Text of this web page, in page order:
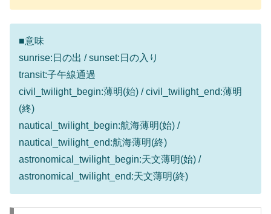
■意味
sunrise:日の出 / sunset:日の入り
transit:子午線通過
civil_twilight_begin:薄明(始) / civil_twilight_end:薄明
(終)
nautical_twilight_begin:航海薄明(始) /
nautical_twilight_end:航海薄明(終)
astronomical_twilight_begin:天文薄明(始) /
astronomical_twilight_end:天文薄明(終)